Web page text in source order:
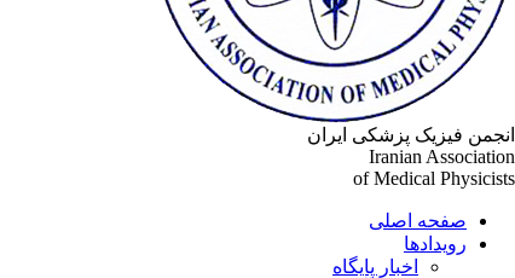
انجمن فیزیک پزشکی ایران
Iranian Association
of Medical Physicists
صفحه اصلی
رویدادها
اخبار پایگاه